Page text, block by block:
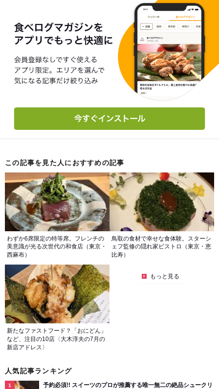
この記事を見た人におすすめの記事
わずか6席限定の特等席。フレンチの
美意識が光る次世代の和食店（東京・
西麻布）
鳥取の食材で幸せな食体験。スターシ
ェフ監修の隠れ家ビストロ（東京・恵
比寿）
新たなファストフード？「おにどん」
など、注目の10店〈大木淳夫の7月の
新店アドレス〉
もっと見る
人気記事ランキング
予約必須!! スイーツのプロが推薦する唯一無二の絶品シュークリ